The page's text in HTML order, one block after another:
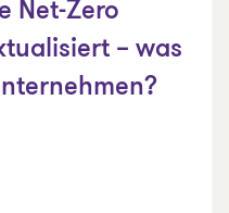
Net-Zero
– was